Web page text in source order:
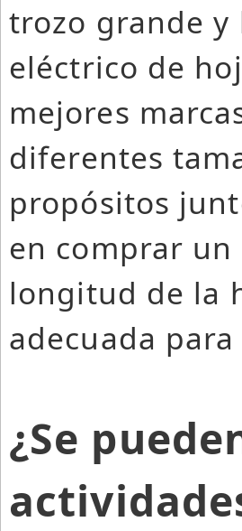
trozo grande
eléctrico de
mejores
diferentes
propósitos
en comprar
longitud de la
adecuada
¿Se